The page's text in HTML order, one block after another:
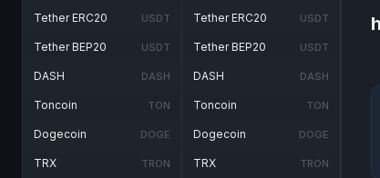
Tether ERC20 USDT
Tether BEP20 USDT
DASH DASH
Toncoin TON
Dogecoin DOGE
TRX TRON
Tether ERC20 USDT
Tether BEP20 USDT
DASH DASH
Toncoin TON
Dogecoin DOGE
TRX TRON